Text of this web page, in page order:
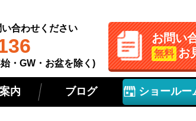
合わせください
・GW・お盆を除く)
お問い
無料 お
内 ブログ ショールー